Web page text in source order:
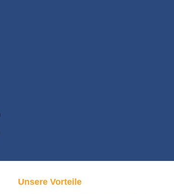
Unsere Vorteile